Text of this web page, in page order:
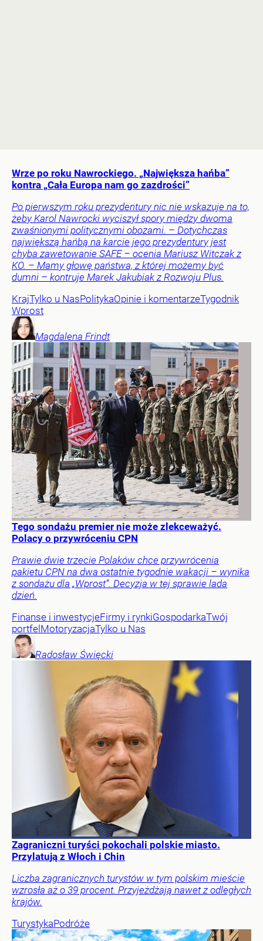
Wrze po roku Nawrockiego. „Największa hańba”
kontra „Cała Europa nam go zazdrości”
Po pierwszym roku prezydentury nic nie wskazuje na to,
żeby Karol Nawrocki wyciszył spory między dwoma
zwaśnionymi politycznymi obozami. – Dotychczas
największą hańbą na karcie jego prezydentury jest
chyba zawetowanie SAFE – ocenia Mariusz Witczak z
KO. – Mamy głowę państwa, z której możemy być
dumni – kontruje Marek Jakubiak z Rozwoju Plus.
KrajTylko u NasPolitykaOpinie i komentarzeTygodnik
Wprost
Magdalena Frindt
Tego sondażu premier nie może zlekceważyć.
Polacy o przywróceniu CPN
Prawie dwie trzecie Polaków chce przywrócenia
pakietu CPN na dwa ostatnie tygodnie wakacji – wynika
z sondażu dla „Wprost”. Decyzja w tej sprawie lada
dzień.
Finanse i inwestycjeFirmy i rynkiGospodarkaTwój
portfelMotoryzacjaTylko u Nas
Radosław Święcki
Zagraniczni turyści pokochali polskie miasto.
Przylatują z Włoch i Chin
Liczba zagranicznych turystów w tym polskim mieście
wzrosła aż o 39 procent. Przyjeżdżają nawet z odległych
krajów.
TurystykaPodróże